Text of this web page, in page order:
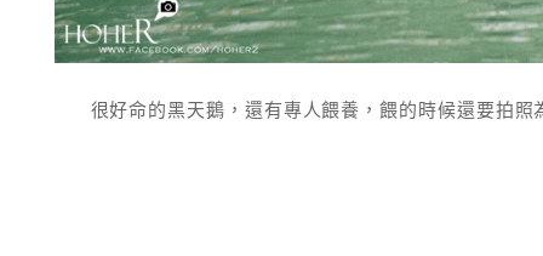
很好命的黑天鵝，還有專人餵養，餵的時候還要拍